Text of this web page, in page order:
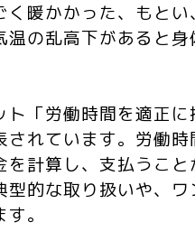
暖かかった、もとい
の乱高下があると身
「労働時間を適正に
れています。労働時
計算し、支払うこと
的な取り扱いや、ワ
。